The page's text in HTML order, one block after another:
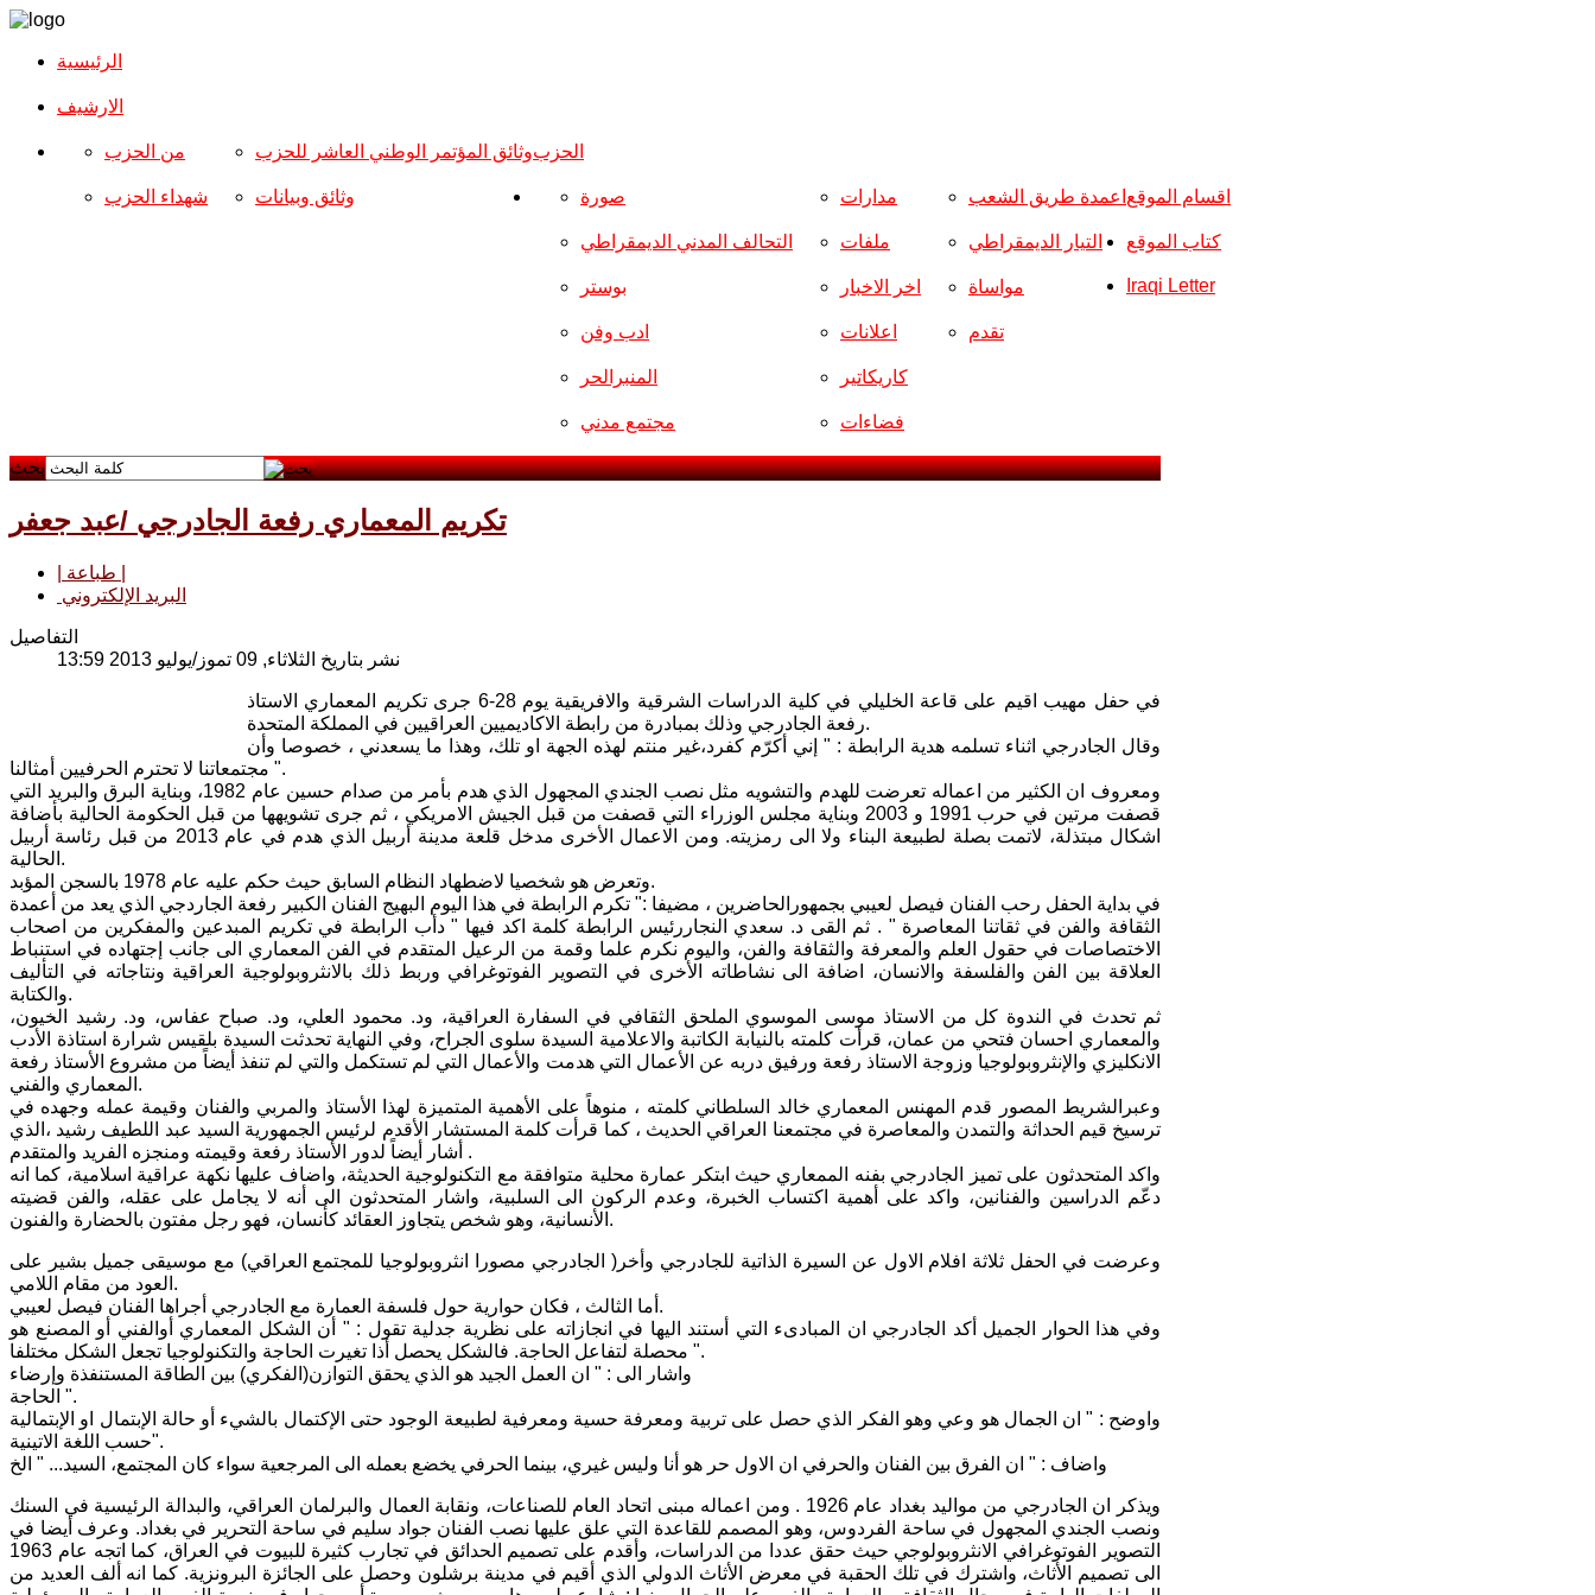
الرئيسية
الارشیف
الحزب من الحزب
شهداء الحزب
وثائق المؤتمر الوطني العاشر للحزب
وثائق وبيانات اقسام الموقع صورة
التحالف المدني الديمقراطي
بوستر
ادب وفن
المنبرالحر
مجتمع مدني
مدارات
ملفات
اخر الاخبار
اعلانات
كاريكاتير
فضاءات
اعمدة طريق الشعب
التيار الديمقراطي
مواساة
تقدم
كتاب الموقع
Iraqi Letter
بحث
تكريم المعماري رفعة الجادرجي /عبد جعفر
البريد الإلكتروني
التفاصيل
نشر بتاريخ الثلاثاء, 09 تموز/يوليو 2013 13:59
في حفل مهيب اقيم على قاعة الخليلي في كلية الدراسات الشرقية والافريقية يوم 28-6 جرى تكريم المعماري الاستاذ
رفعة الجادرجي وذلك بمبادرة من رابطة الاكاديميين العراقيين في المملكة المتحدة.
وقال الجادرجي اثناء تسلمه هدية الرابطة : " إني أكرّم كفرد،غير منتم لهذه الجهة او تلك، وهذا ما يسعدني ، خصوصا وأن
مجتمعاتنا لا تحترم الحرفيين أمثالنا ".
ومعروف ان الكثير من اعماله تعرضت للهدم والتشويه مثل نصب الجندي المجهول الذي هدم بأمر من صدام حسين عام 1982، وبناية البرق والبريد التي
قصفت مرتين في حرب 1991 و 2003 وبناية مجلس الوزراء التي قصفت من قبل الجيش الامريكي ، ثم جرى تشويهها من قبل الحكومة الحالية بأضافة
اشكال مبتذلة، لاتمت بصلة لطبيعة البناء ولا الى رمزيته. ومن الاعمال الأخرى مدخل قلعة مدينة أربيل الذي هدم في عام 2013 من قبل رئاسة أربيل
الحالية.
وتعرض هو شخصيا لاضطهاد النظام السابق حيث حكم عليه عام 1978 بالسجن المؤبد.
في بداية الحفل رحب الفنان فيصل لعيبي بجمهورالحاضرين ، مضيفا :" تكرم الرابطة في هذا اليوم البهيج الفنان الكبير رفعة الجاردجي الذي يعد من أعمدة
الثقافة والفن في ثقاتنا المعاصرة " . ثم القى د. سعدي النجاررئيس الرابطة كلمة اكد فيها " دأب الرابطة في تكريم المبدعين والمفكرين من اصحاب
الاختصاصات في حقول العلم والمعرفة والثقافة والفن، واليوم نكرم علما وقمة من الرعيل المتقدم في الفن المعماري الى جانب إجتهاده في استنباط
العلاقة بين الفن والفلسفة والانسان، اضافة الى نشاطاته الأخرى في التصوير الفوتوغرافي وربط ذلك بالانثروبولوجية العراقية ونتاجاته في التأليف
والكتابة.
ثم تحدث في الندوة كل من الاستاذ موسى الموسوي الملحق الثقافي في السفارة العراقية، ود. محمود العلي، ود. صباح عفاس، ود. رشيد الخيون،
والمعماري احسان فتحي من عمان، قرأت كلمته بالنيابة الكاتبة والاعلامية السيدة سلوى الجراح، وفي النهاية تحدثت السيدة بلقيس شرارة استاذة الأدب
الانكليزي والإنثروبولوجيا وزوجة الاستاذ رفعة ورفيق دربه عن الأعمال التي هدمت والأعمال التي لم تستكمل والتي لم تنفذ أيضاً من مشروع الأستاذ رفعة
المعماري والفني.
وعبرالشريط المصور قدم المهنس المعماري خالد السلطاني كلمته ، منوهاً على الأهمية المتميزة لهذا الأستاذ والمربي والفنان وقيمة عمله وجهده في
ترسيخ قيم الحداثة والتمدن والمعاصرة في مجتمعنا العراقي الحديث ، كما قرأت كلمة المستشار الأقدم لرئيس الجمهورية السيد عبد اللطيف رشيد ،الذي
أشار أيضاً لدور الأستاذ رفعة وقيمته ومنجزه الفريد والمتقدم .
واكد المتحدثون على تميز الجادرجي بفنه الممعاري حيث ابتكر عمارة محلية متوافقة مع التكنولوجية الحديثة، واضاف عليها نكهة عراقية اسلامية، كما انه
دعّم الدراسين والفنانين، واكد على أهمية اكتساب الخبرة، وعدم الركون الى السلبية، واشار المتحدثون الى أنه لا يجامل على عقله، والفن قضيته
الأنسانية، وهو شخص يتجاوز العقائد كأنسان، فهو رجل مفتون بالحضارة والفنون.
وعرضت في الحفل ثلاثة افلام الاول عن السيرة الذاتية للجادرجي وأخر( الجادرجي مصورا انثروبولوجيا للمجتمع العراقي) مع موسيقى جميل بشير على
العود من مقام اللامي.
أما الثالث ، فكان حوارية حول فلسفة العمارة مع الجادرجي أجراها الفنان فيصل لعيبي.
وفي هذا الحوار الجميل أكد الجادرجي ان المبادىء التي أستند اليها في انجازاته على نظرية جدلية تقول : " أن الشكل المعماري أوالفني أو المصنع هو
محصلة لتفاعل الحاجة. فالشكل يحصل أذا تغيرت الحاجة والتكنولوجيا تجعل الشكل مختلفا ".
واشار الى : " ان العمل الجيد هو الذي يحقق التوازن(الفكري) بين الطاقة المستنفذة وإرضاء
الحاجة ".
واوضح : " ان الجمال هو وعي وهو الفكر الذي حصل على تربية ومعرفة حسية ومعرفية لطبيعة الوجود حتى الإكتمال بالشيء أو حالة الإبتمال او الإبتمالية
حسب اللغة الاتينية".
واضاف : " ان الفرق بين الفنان والحرفي ان الاول حر هو أنا وليس غيري، بينما الحرفي يخضع بعمله الى المرجعية سواء كان المجتمع، السيد... " الخ
ويذكر ان الجادرجي من مواليد بغداد عام 1926 . ومن اعماله مبنى اتحاد العام للصناعات، ونقابة العمال والبرلمان العراقي، والبدالة الرئيسية في السنك
ونصب الجندي المجهول في ساحة الفردوس، وهو المصمم للقاعدة التي علق عليها نصب الفنان جواد سليم في ساحة التحرير في بغداد. وعرف أيضا في
التصوير الفوتوغرافي الانثروبولوجي حيث حقق عددا من الدراسات، وأقدم على تصميم الحدائق في تجارب كثيرة للبيوت في العراق، كما اتجه عام 1963
الى تصميم الأثاث، واشترك في تلك الحقبة في معرض الأثاث الدولي الذي أقيم في مدينة برشلون وحصل على الجائزة البرونزية. كما انه ألف العديد من